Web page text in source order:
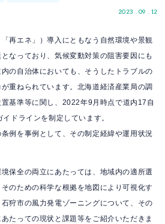
2023 . 09 . 12
再エネ」）導入にともなう自然環境や景観
なっており、気候変動対策の阻害要因にも
の自治体においても、そうしたトラブルの
重ねられています。北海道経済産業局の調
基準等に関し、2022年9月時点で道内17自
ドラインを制定しています。
例を事例として、その制定経緯や運用状況
保全の両立にあたっては、地域内の適所選
のための科学な根拠を地図により可視化す
狩市の風力発電ゾーニングについて、その
たっての現状と課題等をご紹介いただきま